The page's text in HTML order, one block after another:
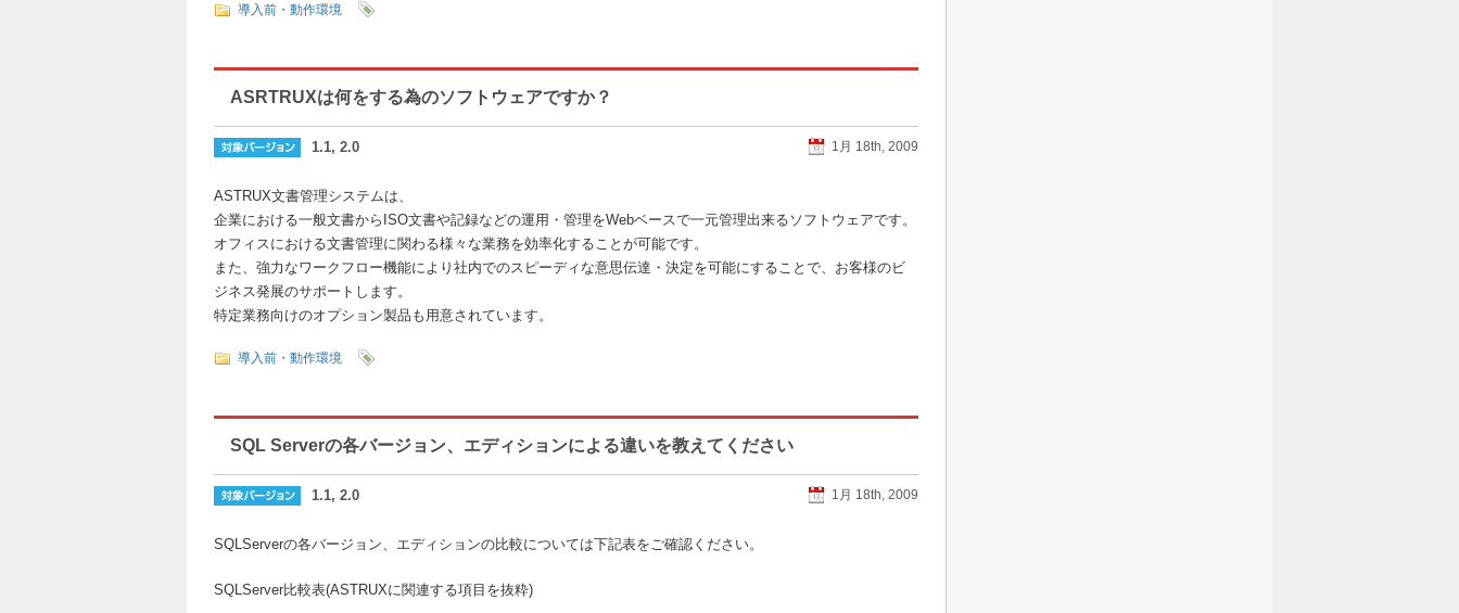
導入前・動作環境
ASRTRUXは何をする為のソフトウェアですか？
1月 18th, 2009
1.1, 2.0
ASTRUX文書管理システムは、
企業における一般文書からISO文書や記録などの運用・管理をWebベースで一元管理出来るソフトウェアです。
オフィスにおける文書管理に関わる様々な業務を効率化することが可能です。
また、強力なワークフロー機能により社内でのスピーディな意思伝達・決定を可能にすることで、お客様のビ
ジネス発展のサポートします。
特定業務向けのオプション製品も用意されています。
導入前・動作環境
SQL Serverの各バージョン、エディションによる違いを教えてください
1月 18th, 2009
1.1, 2.0
SQLServerの各バージョン、エディションの比較については下記表をご確認ください。
SQLServer比較表(ASTRUXに関連する項目を抜粋)